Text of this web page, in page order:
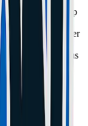
se décharge trop
votre
pour retrouver
ne charge plus
le
Micro-USB).
dans l'eau ?
nous pour une
la corrosion des